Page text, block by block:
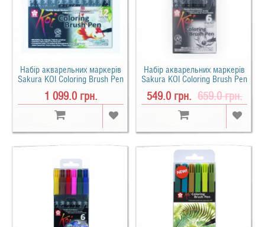
Набір акварельних маркерів
Sakura KOI Coloring Brush Pen
1 099.0 грн.
Набір акварельних маркерів
Sakura KOI Coloring Brush Pen
549.0 грн. 659.0 грн.